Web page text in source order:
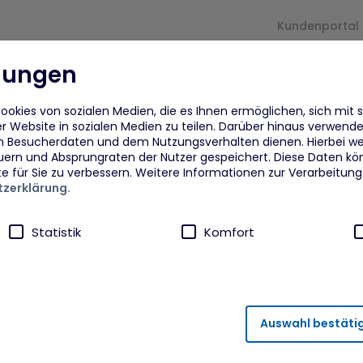
von sozialen Medien, die es Ihnen ermöglichen, sich mit
Website in sozialen Medien zu teilen. Darüber hinaus
und dem Nutzungsverhalten dienen. Hierbei
und Absprungraten der Nutzer gespeichert. Diese Daten
für Sie zu verbessern. Weitere Informationen zur
Statistik Komfort
von Sicherheitsfunktionalitäten verwendet, die für
fällt beispielsweise die Speicherung Ihrer Einstellung für
Besuch der Seite eine schnellere Nutzung unserer
Auswahl
Kundenportal
Ukraine
Unternehmen
Beratung